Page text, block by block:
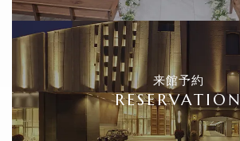
来館予約
RESERVATION